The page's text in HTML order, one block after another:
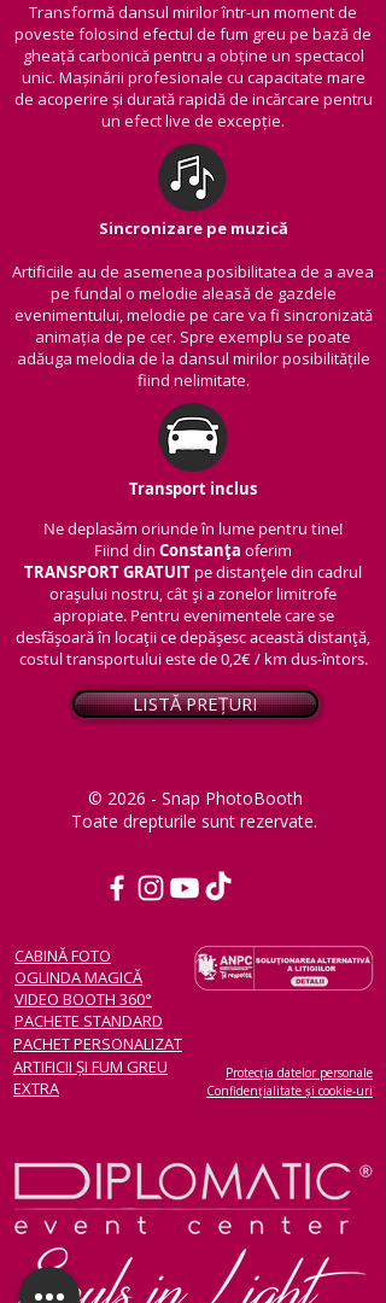
Transformă dansul mirilor într-un moment de
poveste folosind efectul de fum greu pe bază de
gheață carbonică pentru a obține un spectacol
unic. Mașinării profesionale cu capacitate mare
de acoperire și durată rapidă de incărcare pentru
un efect live de excepție.
Sincronizare pe muzică
Artificiile au de asemenea posibilitatea de a avea
pe fundal o melodie aleasă de gazdele
evenimentului, melodie pe care va fi sincronizată
animația de pe cer. Spre exemplu se poate
adăuga melodia de la dansul mirilor posibilitățile
fiind nelimitate.
Transport inclus
Ne deplasăm oriunde în lume pentru tine!
Fiind din Constanța oferim
TRANSPORTGRATUIT pe distanțele din cadrul
orașului nostru, cât și a zonelor limitrofe
apropiate. Pentru evenimentele care se
desfășoară în locații ce depășesc această distanță,
costul transportului este de 0,2€ / km dus-întors.
LISTĂ PREȚURI
Toate drepturile sunt rezervate.
© 2026 - Snap PhotoBooth
Protecția datelor personale
Confidențialitate și cookie-uri
CABINĂ FOTO
OGLINDA MAGICĂ
VIDEO BOOTH 360°
PACHETE STANDARD
PACHET PERSONALIZAT
ARTIFICII ȘI FUM GREU
EXTRA